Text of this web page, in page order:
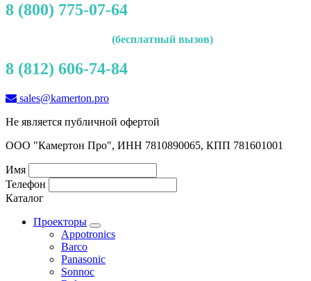
8 (800) 775-07-64
(бесплатный вызов)
8 (812) 606-74-84
sales@kamerton.pro
Не является публичной офертой
ООО "Камертон Про", ИНН 7810890065, КПП 781601001
Имя
Телефон
Каталог
Проекторы
Appotronics
Barco
Panasonic
Sonnoc